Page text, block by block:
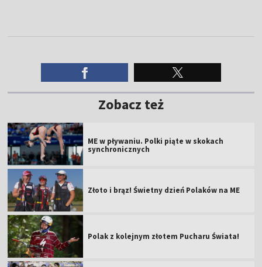
Zobacz też
ME w pływaniu. Polki piąte w skokach
synchronicznych
Złoto i brąz! Świetny dzień Polaków na ME
Polak z kolejnym złotem Pucharu Świata!